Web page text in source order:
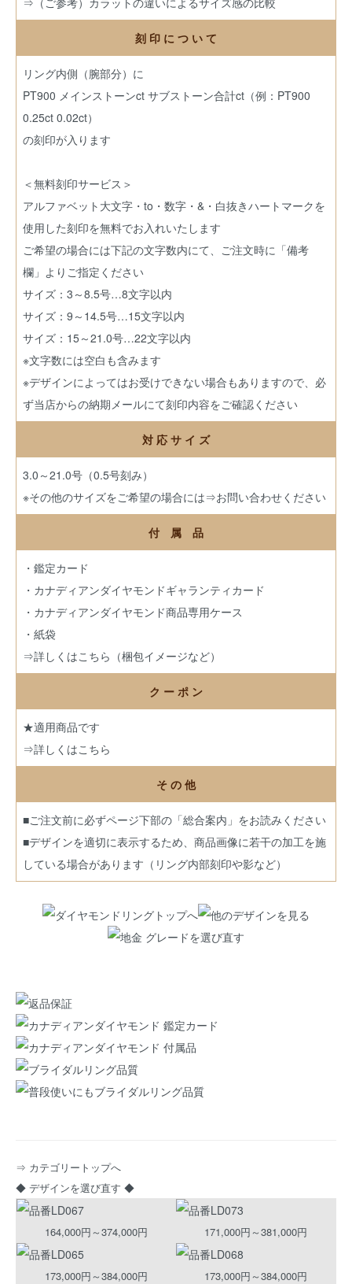
刻 印 に つ い て
リング内側（腕部分）に
PT900 メインストーンct サブストーン合計ct（例：PT900
0.25ct 0.02ct）
の刻印が入ります
＜無料刻印サービス＞
アルファベット大文字・to・数字・&・白抜きハートマークを
使用した刻印を無料でお入れいたします
ご希望の場合には下記の文字数内にて、ご注文時に「備考
欄」よりご指定ください
サイズ：3～8.5号…8文字以内
サイズ：9～14.5号…15文字以内
サイズ：15～21.0号…22文字以内
※文字数には空白も含みます
※デザインによってはお受けできない場合もありますので、必
ず当店からの納期メールにて刻印内容をご確認ください
対 応 サ イ ズ
3.0～21.0号（0.5号刻み）
※その他のサイズをご希望の場合には⇒お問い合わせください
付 属 品
・鑑定カード
・カナディアンダイヤモンドギャランティカード
・カナディアンダイヤモンド商品専用ケース
・紙袋
⇒詳しくはこちら（梱包イメージなど）
ク ー ポ ン
★適用商品です
⇒詳しくはこちら
そ の 他
■ご注文前に必ずページ下部の「総合案内」をお読みください
■デザインを適切に表示するため、商品画像に若干の加工を施
している場合があります（リング内部刻印や影など）
⇒ カテゴリートップへ
◆ デザインを選び直す ◆
164,000円～374,000円 171,000円～381,000円
173,000円～384,000円 173,000円～384,000円